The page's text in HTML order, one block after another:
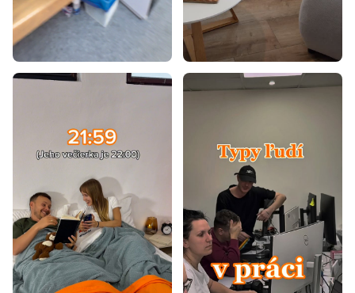
Kolekcia MOSSA
Kolekcia ZOVA
Kolekcia LINEA
Kolekcia JAPANDI
Kolekcia FOREST
Kolekcia NOMAD
Kolekcia OSAKA
Kolekcia SERENA
Kolekcia ARIS
Kolekcia RUMBA